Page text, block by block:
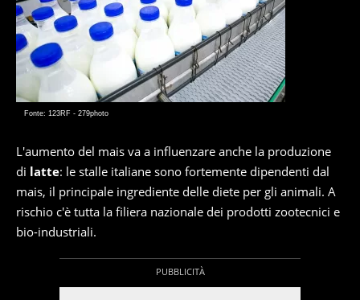
Fonte: 123RF - 279photo
L'aumento del mais va a influenzare anche la produzione
di latte: le stalle italiane sono fortemente dipendenti dal
mais, il principale ingrediente delle diete per gli animali. A
rischio c'è tutta la filiera nazionale dei prodotti zootecnici e
bio-industriali.